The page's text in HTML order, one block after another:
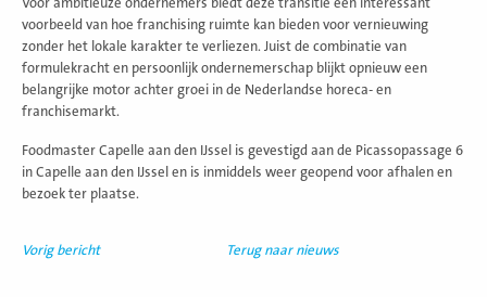
Voor ambitieuze ondernemers biedt deze transitie een interessant
voorbeeld van hoe franchising ruimte kan bieden voor vernieuwing
zonder het lokale karakter te verliezen. Juist de combinatie van
formulekracht en persoonlijk ondernemerschap blijkt opnieuw een
belangrijke motor achter groei in de Nederlandse horeca- en
franchisemarkt.
Foodmaster Capelle aan den IJssel is gevestigd aan de Picassopassage 6
in Capelle aan den IJssel en is inmiddels weer geopend voor afhalen en
bezoek ter plaatse.
Vorig bericht Terug naar nieuws